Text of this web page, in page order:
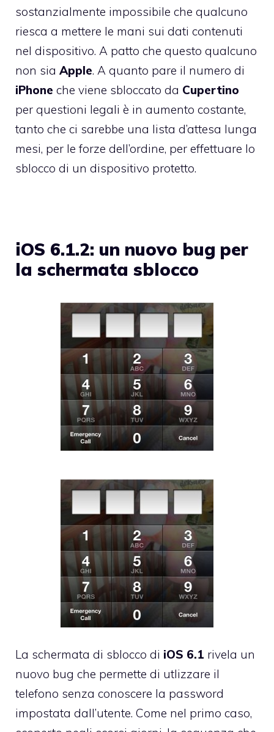
sostanzialmente impossibile che qualcuno
riesca a mettere le mani sui dati contenuti
nel dispositivo. A patto che questo qualcuno
non sia Apple. A quanto pare il numero di
iPhone che viene sbloccato da Cupertino
per questioni legali è in aumento costante,
tanto che ci sarebbe una lista d’attesa lunga
mesi, per le forze dell’ordine, per effettuare lo
sblocco di un dispositivo protetto.
iOS 6.1.2: un nuovo bug per
la schermata sblocco
La schermata di sblocco di iOS 6.1 rivela un
nuovo bug che permette di utlizzare il
telefono senza conoscere la password
impostata dall’utente. Come nel primo caso,